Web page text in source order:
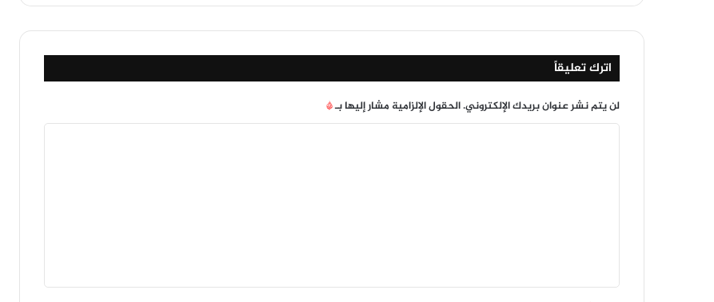
اترك تعليقاً
لن يتم نشر عنوان بريدك الإلكتروني.الحقول الإلزامية مشار إليها بـ*